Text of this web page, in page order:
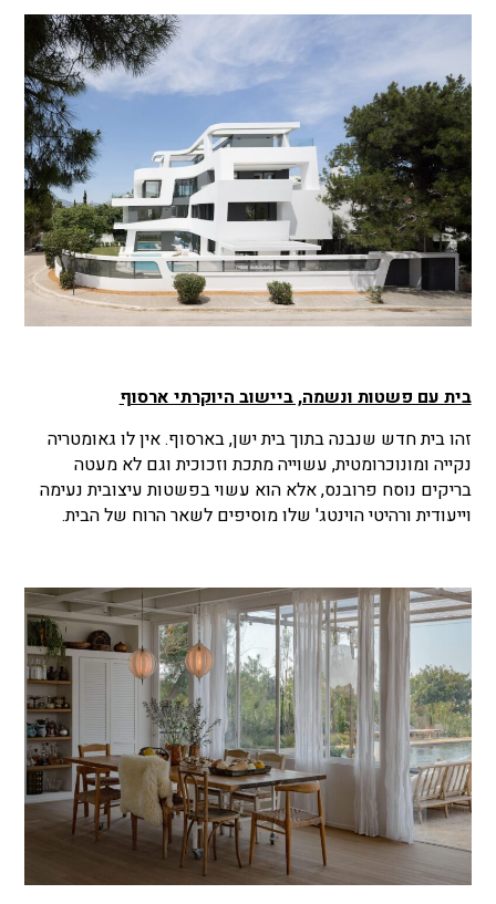
בית עם פשטות ונשמה, ביישוב היוקרתי ארסוף
זהו בית חדש שנבנה בתוך בית ישן, בארסוף. אין לו גאומטריה
נקייה ומונוכרומטית, עשוייה מתכת וזכוכית וגם לא מעטה
בריקים נוסח פרובנס, אלא הוא עשוי בפשטות עיצובית נעימה
וייעודית ורהיטי הוינטג' שלו מוסיפים לשאר הרוח של הבית.